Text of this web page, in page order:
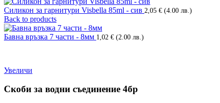
Силикон за гарнитури Visbella 85ml - сив 2,05 € (4.00 лв.)
Back to products
Бавна връзка 7 части - 8мм 1,02 € (2.00 лв.)
Увеличи
Скоби за водни съединение 4бр